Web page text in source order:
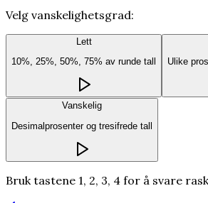
Velg vanskelighetsgrad:
Lett
10%, 25%, 50%, 75% av runde tall
Ulike
Vanskelig
Desimalprosenter og tresifrede tall
Bruk tastene 1, 2, 3, 4 for å svare